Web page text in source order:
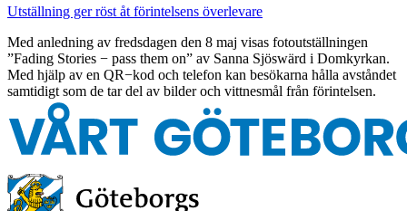
Utställning ger röst åt förintelsens överlevare
Med anledning av fredsdagen den 8 maj visas fotoutställningen
”Fading Stories − pass them on” av Sanna Sjöswärd i Domkyrkan.
Med hjälp av en QR−kod och telefon kan besökarna hålla avståndet
samtidigt som de tar del av bilder och vittnesmål från förintelsen.